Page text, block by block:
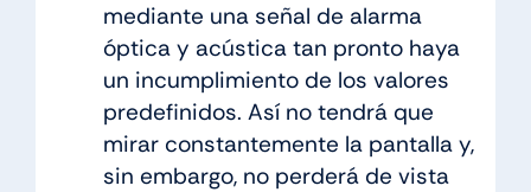
mediante una señal de alarma
óptica y acústica tan pronto haya
un incumplimiento de los valores
predefinidos. Así no tendrá que
mirar constantemente la pantalla y,
sin embargo, no perderá de vista